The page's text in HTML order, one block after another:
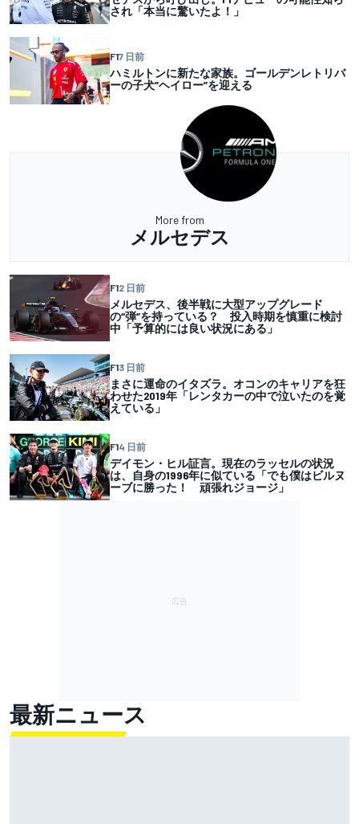
され「本当に驚いたよ！」
F17 日前
ハミルトンに新たな家族。ゴールデンレトリバ
ーの子犬”ヘイロー”を迎える
More from
メルセデス
F12 日前
メルセデス、後半戦に大型アップグレード
の“弾”を持っている？ 投入時期を慎重に検討
中「予算的には良い状況にある」
F13 日前
まさに運命のイタズラ。オコンのキャリアを狂
わせた2019年「レンタカーの中で泣いたのを覚
えている」
F14 日前
デイモン・ヒル証言。現在のラッセルの状況
は、自身の1996年に似ている「でも僕はビルヌ
ーブに勝った！ 頑張れジョージ」
最新ニュース